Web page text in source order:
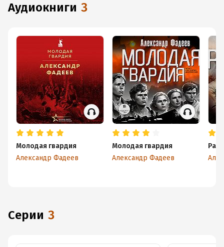
аудиокниги 3
Молодая гвардия
Александр Фадеев
Молодая гвардия
Александр Фадеев
Серии 3